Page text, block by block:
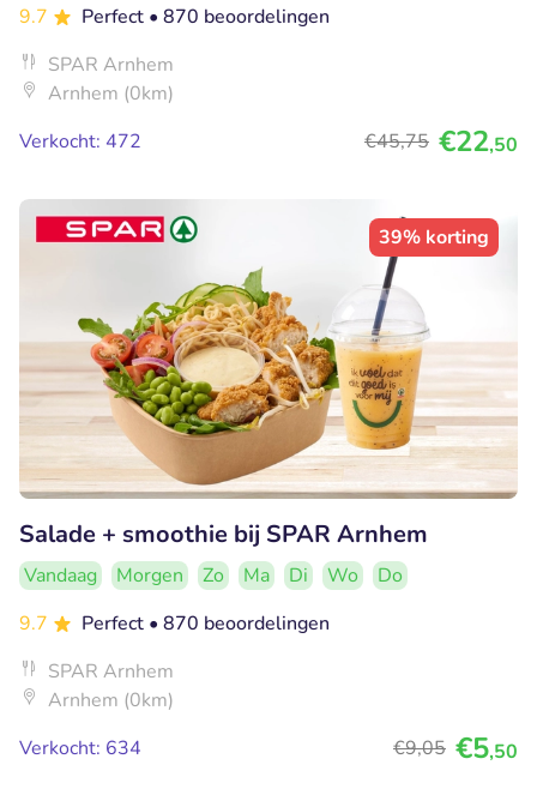
9.7 Perfect • 870 beoordelingen
SPAR Arnhem
Arnhem (0km)
Verkocht: 472
€45,75 €22,50
39% korting
Salade + smoothie bij SPAR Arnhem
Vandaag Morgen Zo Ma Di Wo
Do
9.7
Perfect • 870 beoordelingen
SPAR Arnhem
Arnhem (0km)
Verkocht: 634
€9,05 €5,50